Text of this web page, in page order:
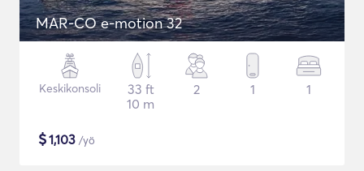
MAR-CO e-motion 32
Keskikonsoli
33 ft
10 m
2 1 1
$1,103 /yö